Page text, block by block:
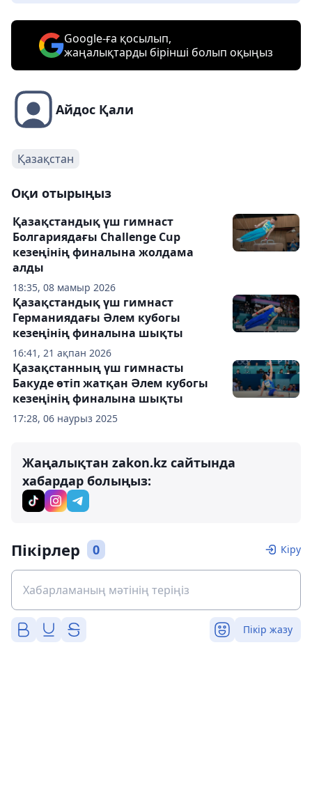
Google-ға қосылып,
жаңалықтарды бірінші болып оқыңыз
Айдос Қали
Қазақстан
Оқи отырыңыз
18:35, 08 мамыр 2026
Қазақстандық үш гимнаст
Болгариядағы Challenge Cup
кезеңінің финалына жолдама
алды
16:41, 21 ақпан 2026
Қазақстандық үш гимнаст
Германиядағы Әлем кубогы
кезеңінің финалына шықты
17:28, 06 наурыз 2025
Қазақстанның үш гимнасты
Бакуде өтіп жатқан Әлем кубогы
кезеңінің финалына шықты
Жаңалықтан zakon.kz сайтында
хабардар болыңыз:
Пікірлер 0 Кіру
Пікір жазу